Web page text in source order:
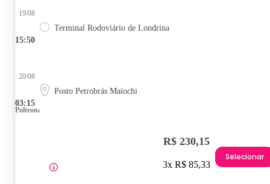
15:50
19/08
Terminal Rodoviário de Londrina
03:15
20/08
Posto Petrobrás Maiochi
Poltrona
R$ 230,15
3x R$ 85,33
Selecionar